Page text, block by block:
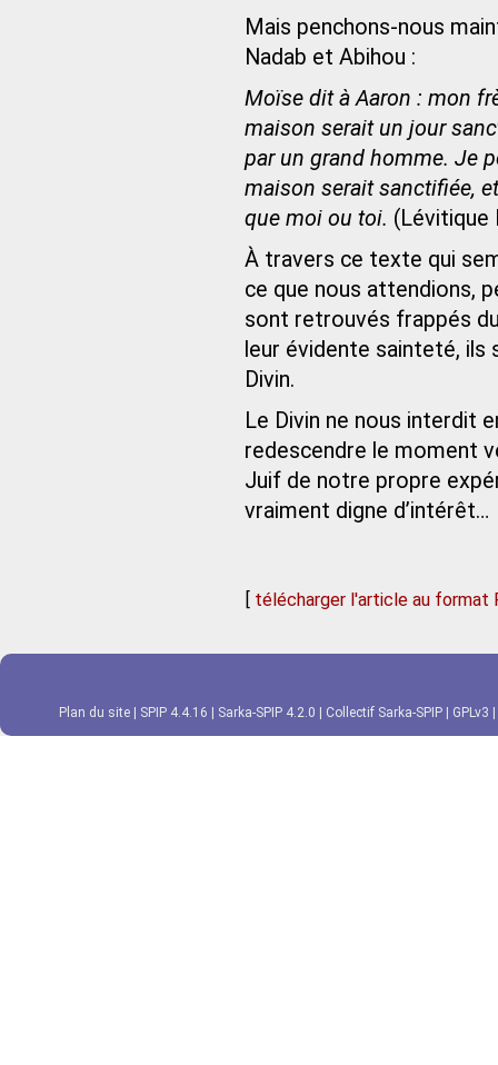
Mais penchons-nous
Nadab et Abihou :
Moïse dit à Aaron : mon
maison serait un jour
par un grand homme. Je
maison serait sanctifiée,
que moi ou toi. (Lévitique
À travers ce texte qui
ce que nous attendions,
sont retrouvés frappés
leur évidente sainteté, ils
Divin.
Le Divin ne nous interdit
redescendre le moment
Juif de notre propre
vraiment digne d’intérêt…
[ télécharger l'article au format
Plan du site SPIP 4.4.16 Sarka-SPIP 4.2.0 Collectif Sarka-SPIP GPLv3